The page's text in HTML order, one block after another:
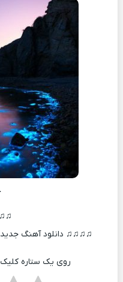
♫♫♫♫ دانلود آهنگ
روی یک ستاره کلیک